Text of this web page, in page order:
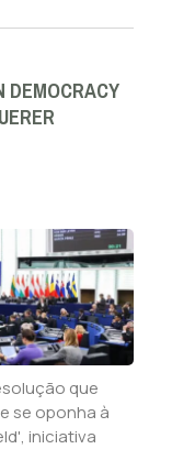
DEMOCRACY
que
se oponha à
iniciativa